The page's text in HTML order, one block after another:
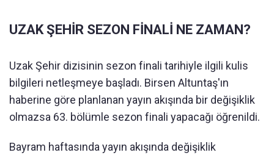
UZAK ŞEHİR SEZON FİNALİ NE ZAMAN?
Uzak Şehir dizisinin sezon finali tarihiyle ilgili kulis
bilgileri netleşmeye başladı. Birsen Altuntaş'ın
haberine göre planlanan yayın akışında bir değişiklik
olmazsa 63. bölümle sezon finali yapacağı öğrenildi.
Bayram haftasında yayın akışında değişiklik